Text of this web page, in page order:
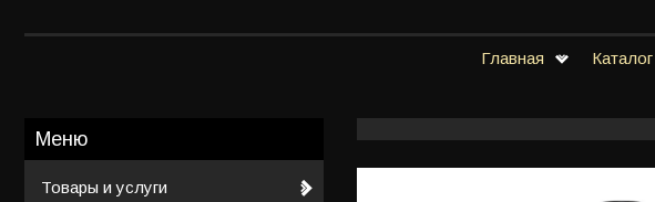
Главная Каталог
Товары и услуги